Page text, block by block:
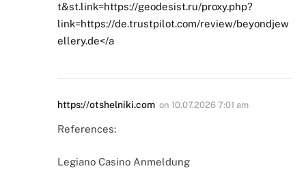
t&st.link=https://geodesist.ru/proxy.php?
link=https://de.trustpilot.com/review/beyondjew
ellery.de</a
https://otshelniki.com on 10.07.2026 7:01 am
References:
Legiano Casino Anmeldung